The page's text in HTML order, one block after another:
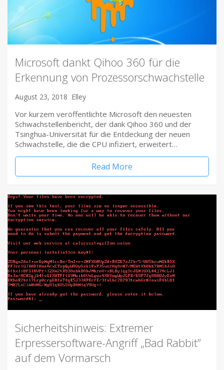
Microsoft dankt Qihoo 360 für die
Erkennung von Prozessorschwachstelle
August 23, 2018 Elley
Vor kurzem veröffentlichte Microsoft den neuesten
Schwachstellenbericht, der dank Qihoo 360 und der
Tsinghua-Universität für die Entdeckung der neuen
Schwachstelle, die die CPU infiziert, erweitert…
Read More
Sicherheitshinweis: Extremer
Erpressersoftware-Angriff „Bad Rabbit”
auf dem Vormarsch